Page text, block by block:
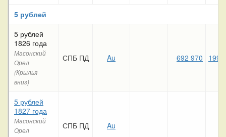
5 рублей
5 рублей
1826 года
Масонский
Орел
(Крылья
вниз)
СПБ ПД Au 692 970 199
5 рублей
1827 года
Масонский
Орел
СПБ ПД Au